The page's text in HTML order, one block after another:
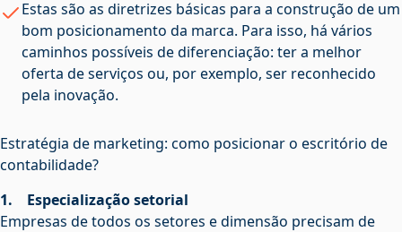
Estas são as diretrizes básicas para a construção de um
bom posicionamento da marca. Para isso, há vários
caminhos possíveis de diferenciação: ter a melhor
oferta de serviços ou, por exemplo, ser reconhecido
pela inovação.
Estratégia de marketing: como posicionar o escritório de
contabilidade?
1. Especialização setorial
Empresas de todos os setores e dimensão precisam de